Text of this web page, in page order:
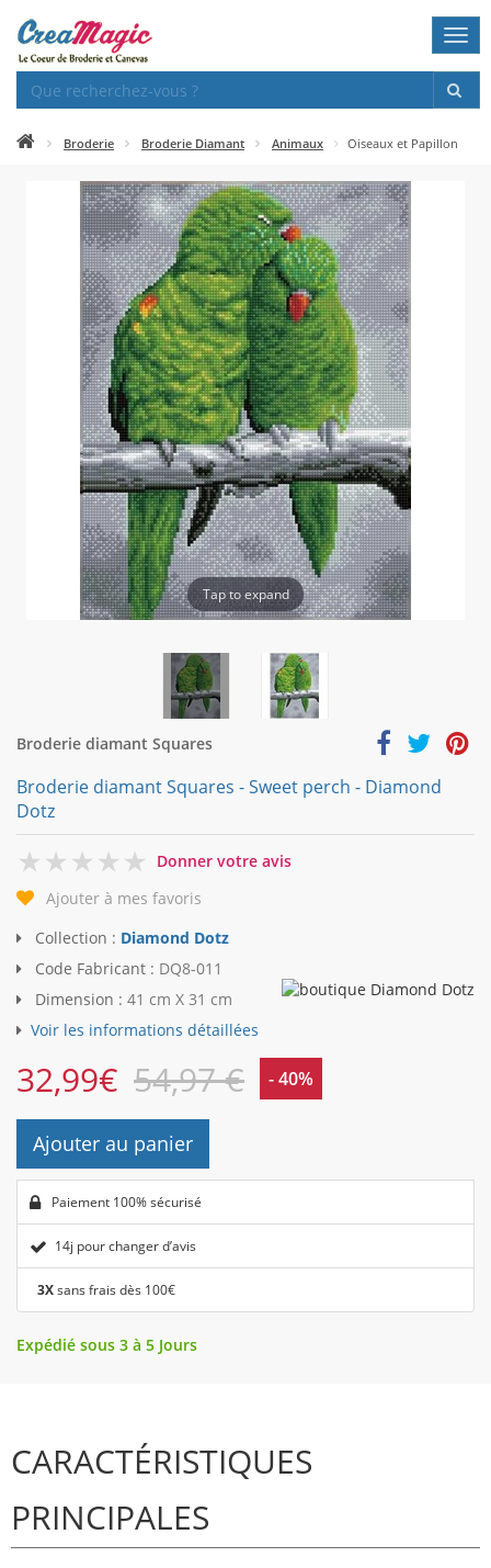
Broderie Broderie Diamant Animaux Oiseaux et Papillon
Tap to expand
Broderie diamant Squares
Broderie diamant Squares - Sweet perch - Diamond
Dotz
0
Donner votre avis
Ajouter à mes favoris
Collection : Diamond Dotz
Code Fabricant : DQ8-011
Dimension : 41 cm X 31 cm
Voir les informations détaillées
32,99€ 54,97 € - 40%
Ajouter au panier
Paiement 100% sécurisé
14j pour changer d’avis
3Xsans frais dès 100€
Expédié sous 3 à 5 Jours
CARACTÉRISTIQUES
PRINCIPALES